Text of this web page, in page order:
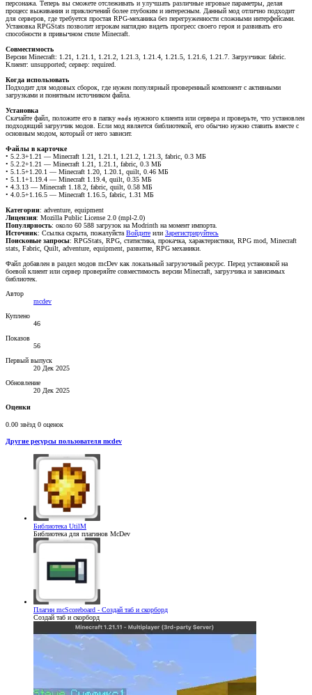
персонажа. Теперь вы сможете отслеживать и улучшать различные игровые параметры, делая
процесс выживания и приключений более глубоким и интересным. Данный мод отлично подходит
для серверов, где требуется простая RPG-механика без перегруженности сложными интерфейсами.
Установка RPGStats позволит игрокам наглядно видеть прогресс своего героя и развивать его
способности в привычном стиле Minecraft.
Совместимость
Версии Minecraft: 1.21, 1.21.1, 1.21.2, 1.21.3, 1.21.4, 1.21.5, 1.21.6, 1.21.7. Загрузчики: fabric.
Клиент: unsupported; сервер: required.
Когда использовать
Подходит для модовых сборок, где нужен популярный проверенный компонент с активными
загрузками и понятным источником файла.
Установка
Скачайте файл, положите его в папку mods нужного клиента или сервера и проверьте, что установлен
подходящий загрузчик модов. Если мод является библиотекой, его обычно нужно ставить вместе с
основным модом, который от него зависит.
Файлы в карточке
• 5.2.3+1.21 — Minecraft 1.21, 1.21.1, 1.21.2, 1.21.3, fabric, 0.3 МБ
• 5.2.2+1.21 — Minecraft 1.21, 1.21.1, fabric, 0.3 МБ
• 5.1.5+1.20.1 — Minecraft 1.20, 1.20.1, quilt, 0.46 МБ
• 5.1.1+1.19.4 — Minecraft 1.19.4, quilt, 0.35 МБ
• 4.3.13 — Minecraft 1.18.2, fabric, quilt, 0.58 МБ
• 4.0.5+1.16.5 — Minecraft 1.16.5, fabric, 1.31 МБ
Категории: adventure, equipment
Лицензия: Mozilla Public License 2.0 (mpl-2.0)
Популярность: около 60 588 загрузок на Modrinth на момент импорта.
Источник: Ссылка скрыта, пожалуйста Войдите или Зарегистрируйтесь
Поисковые запросы: RPGStats, RPG, статистика, прокачка, характеристики, RPG mod, Minecraft
stats, Fabric, Quilt, adventure, equipment, развитие, RPG механики.
Файл добавлен в раздел модов mcDev как локальный загрузочный ресурс. Перед установкой на
боевой клиент или сервер проверяйте совместимость версии Minecraft, загрузчика и зависимых
библиотек.
Автор
mcdev
Куплено
46
Показов
56
Первый выпуск
20 Дек 2025
Обновление
20 Дек 2025
Оценки
0.00 звёзд 0 оценок
Другие ресурсы пользователя mcdev
Библиотека UtilM
Библиотека для плагинов McDev
Плагин mcScoreboard - Создай таб и скорборд
Создай таб и скорборд